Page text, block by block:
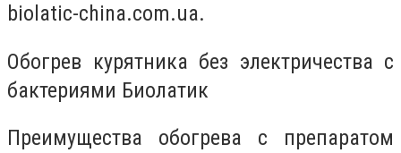
biolatic-china.com.ua.
Обогрев курятника без электричества с
бактериями Биолатик
Преимущества обогрева с препаратом